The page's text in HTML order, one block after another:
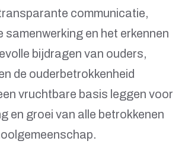
communicatie,
samenwerking en het erkennen
bijdragen van ouders,
de ouderbetrokkenheid
vruchtbare basis leggen voor
en groei van alle betrokkenen